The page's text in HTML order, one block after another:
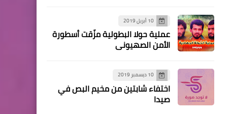
تحت شعار هنا باقون حركة
"فتح تحيي الذكرى الحادية
والستين لانطلاقتها في مخيم
10 أبريل 2019
عملية حولا البطولية مزّقت أسطورة
الأمن الصهيوني
10 ديسمبر 2019
اختفاء شابتين من مخيم البص في
صيدا